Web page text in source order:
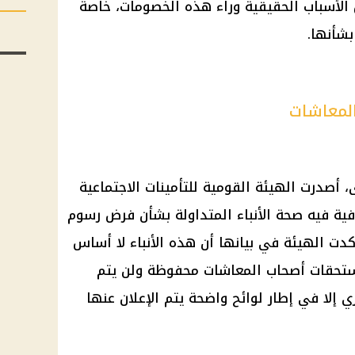
الأسباب الحقيقية وراء هذه الخصومات، خاصةً
الهيئة القومية للتأمينات الاجتماعية
فيه صحة الأنباء المتداولة بشأن فرض رسوم
وأكدت الهيئة في بيانها أن هذه الأنباء لا أساس
أصحاب المعاشات محفوظة ولن يتم
في إطار لوائح واضحة يتم الإعلان عنها